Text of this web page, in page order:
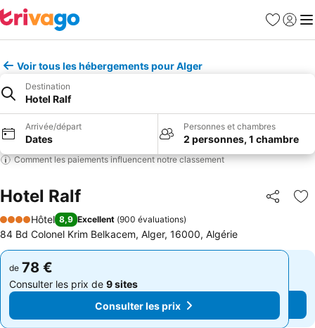
Favoris
Se
Voir tous les hébergements pour Alger
Destination
Hotel Ralf
Arrivée/départ
Dates
Personnes et chambres
2 personnes, 1 chambre
Comment les paiements influencent notre classement
Hotel Ralf Partager
4 Étoiles
Hôtel 8,9 Excellent (900 évaluations)
84 Bd Colonel Krim Belkacem, Alger, 16000, Algérie
de 78 €
Consulter les prix de 9 sites
Consulter les prix
de 78 €
Consulter les prix de 9 sites
Consulter les prix